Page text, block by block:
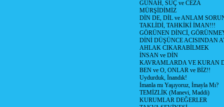
GÜNAH, SUÇ ve CEZA
MÜRŞİDİMİZ
DİN DE, DİL ve ANLAM
TAKLİDİ, TAHKİKİ İMAN!!!
GÖRÜNEN DİNCİ,
DİNİ DÜŞÜNCE ACISINDAN
AHLAK CIKARABİLMEK
İNSAN ve DİN
KAVRAMLARDA VE KURAN
BEN ve O, ONLAR ve BİZ!!
Uydurduk, İnandık!
İmanla mı Yaşıyoruz, İmayla Mı?
TEMİZLİK (Manevi, Maddi)
KURUMLAR DEĞERLER